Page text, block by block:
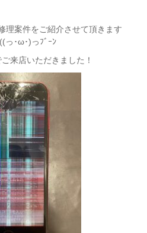
理案件をご紹介させて頂きます
っ･ω･)っﾌﾞｰﾝ
来店いただきました！